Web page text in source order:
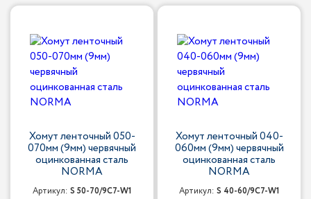
Хомут ленточный 050-
070мм (9мм) червячный
оцинкованная сталь
NORMA
Артикул: S 50-70/9С7-W1
Хомут ленточный 040-
060мм (9мм) червячный
оцинкованная сталь
NORMA
Артикул: S 40-60/9С7-W1